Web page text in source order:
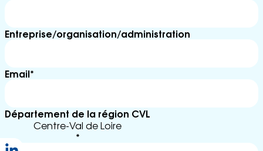
G
lo
re
cr
u
Entreprise/organisation/administration
Email*
Département de la région CVL
Centre-Val de Loire
*